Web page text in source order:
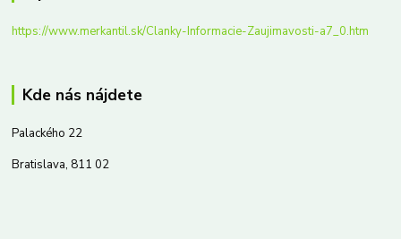
https://www.merkantil.sk/Clanky-Informacie-Zaujimavosti-a7_0.htm
Kde nás nájdete
Palackého 22
Bratislava, 811 02